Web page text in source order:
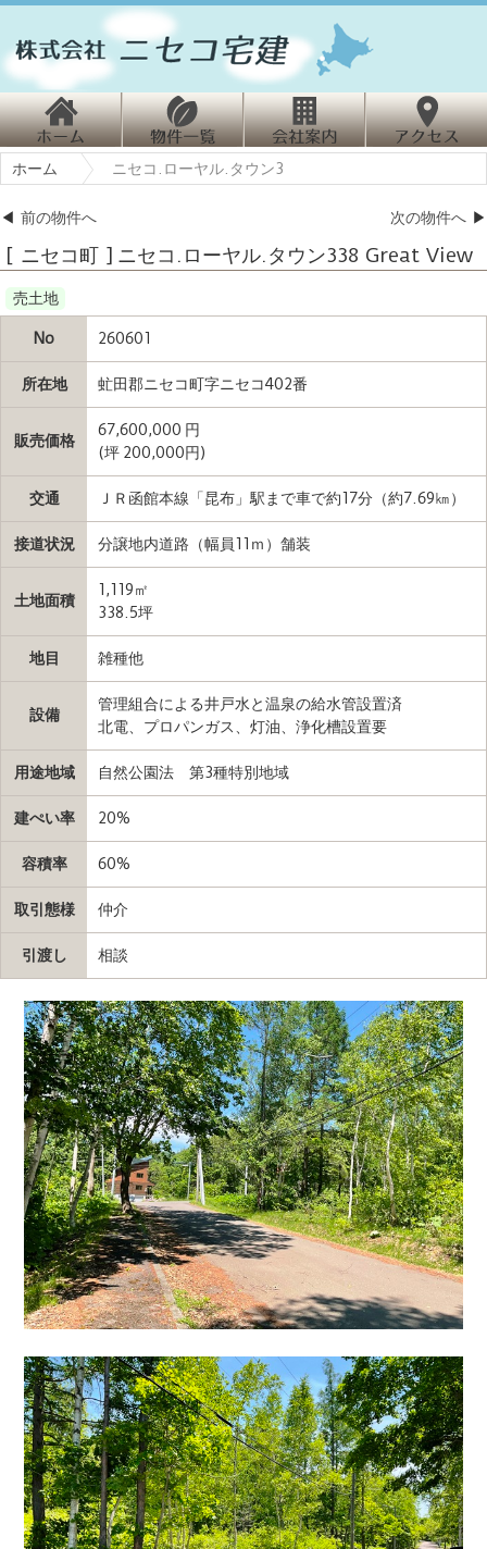
ホ
ーム
物
件情報
会
社案内
ホーム ニセコ.ローヤル.タウン3
◀ 前の物件へ 次の物件へ ▶
[ ニセコ町 ] ニセコ.ローヤル.タウン338 Great View
売土地
No 260601
所在地 虻田郡ニセコ町字ニセコ402番
販売価格
67,600,000 円
(坪 200,000円)
交通 ＪＲ函館本線「昆布」駅まで車で約17分（約7.69㎞）
接道状況 分譲地内道路（幅員11ｍ）舗装
土地面積
1,119㎡
338.5坪
地目 雑種他
設備
管理組合による井戸水と温泉の給水管設置済
北電、プロパンガス、灯油、浄化槽設置要
用途地域 自然公園法 第3種特別地域
建ぺい率 20%
容積率 60%
取引態様 仲介
引渡し 相談